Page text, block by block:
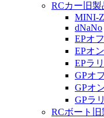
RCカー旧製
MINI-Z
dNaNo
EPオ
EPオ
EPラ
GPオ
GPオ
GPラ
RCボート旧